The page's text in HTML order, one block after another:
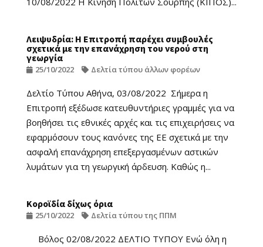
Λειψυδρία: Η Επιτροπή παρέχει συμβουλές
σχετικά με την επανάχρηση του νερού στη
γεωργία
25/10/2022 Δελτία τύπου άλλων φορέων
Δελτίο Τύπου Αθήνα, 03/08/2022 Σήμερα η
Επιτροπή εξέδωσε κατευθυντήριες γραμμές για να
βοηθήσει τις εθνικές αρχές και τις επιχειρήσεις να
εφαρμόσουν τους κανόνες της ΕΕ σχετικά με την
ασφαλή επανάχρηση επεξεργασμένων αστικών
λυμάτων για τη γεωργική άρδευση. Καθώς η...
Κοροϊδία δίχως όρια
25/10/2022 Δελτία τύπου της ΠΠΜ
Βόλος 02/08/2022 ΔΕΛΤΙΟ ΤΥΠΟΥ Ενώ όλη η